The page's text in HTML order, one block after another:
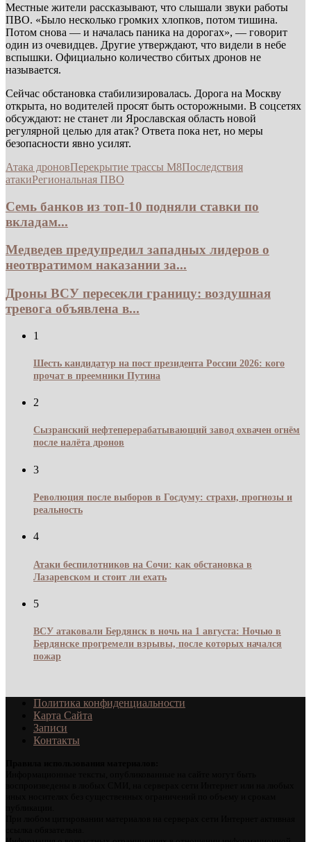
Местные жители рассказывают, что слышали звуки работы
ПВО. «Было несколько громких хлопков, потом тишина.
Потом снова — и началась паника на дорогах», — говорит
один из очевидцев. Другие утверждают, что видели в небе
вспышки. Официально количество сбитых дронов не
называется.
Сейчас обстановка стабилизировалась. Дорога на Москву
открыта, но водителей просят быть осторожными. В соцсетях
обсуждают: не станет ли Ярославская область новой
регулярной целью для атак? Ответа пока нет, но меры
безопасности явно усилят.
Атака дроновПерекрытие трассы М8Последствия
атакиРегиональная ПВО
Семь банков из топ-10 подняли ставки по
вкладам...
Медведев предупредил западных лидеров о
неотвратимом наказании за...
Дроны ВСУ пересекли границу: воздушная
тревога объявлена в...
1
Шесть кандидатур на пост президента России 2026: кого
прочат в преемники Путина
2
Сызранский нефтеперерабатывающий завод охвачен огнём
после налёта дронов
3
Революция после выборов в Госдуму: страхи, прогнозы и
реальность
4
Атаки беспилотников на Сочи: как обстановка в
Лазаревском и стоит ли ехать
5
ВСУ атаковали Бердянск в ночь на 1 августа: Ночью в
Бердянске прогремели взрывы, после которых начался
пожар
Политика конфиденциальности
Карта Сайта
Записи
Контакты